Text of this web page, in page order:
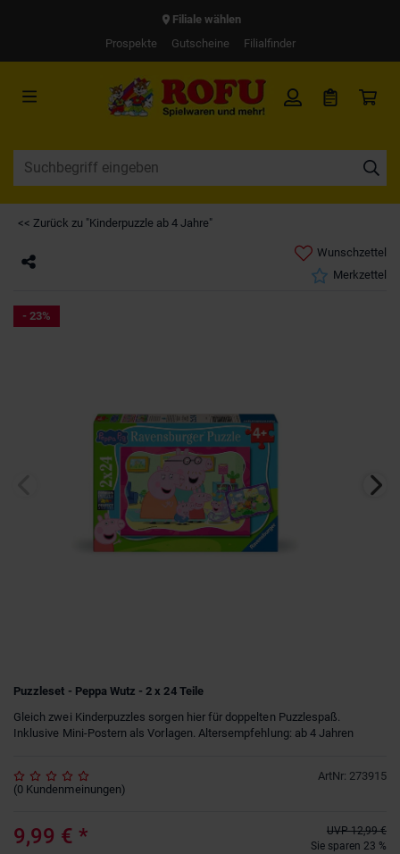
Filiale wählen
Prospekte
Gutscheine Filialfinder
<< Zurück zu "Kinderpuzzle ab 4 Jahre"
Wunschzettel
Merkzettel
- 23%
Puzzleset - Peppa Wutz - 2 x 24 Teile
Gleich zwei Kinderpuzzles sorgen hier für doppelten Puzzlespaß.
Inklusive Mini-Postern als Vorlagen. Altersempfehlung: ab 4 Jahren
ArtNr: 273915
(0 Kundenmeinungen)
9,99 € * UVP 12,99 €
Sie sparen 23 %